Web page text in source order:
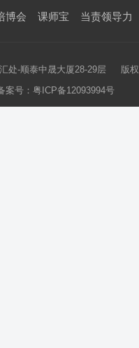
博会 课师宝 当责领导力
汇处-顺泰中晟大厦28-29层 版权
案号： 粤ICP备12093994号